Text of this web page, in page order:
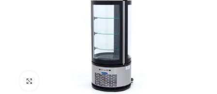
Nuotraukos padidinimas